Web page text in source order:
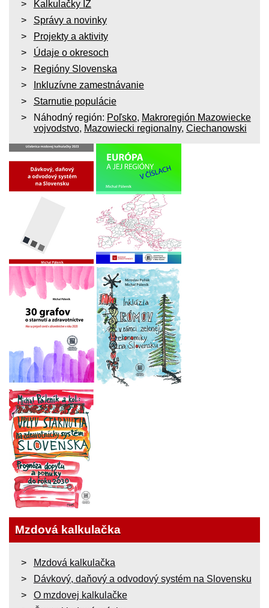
Kalkulačky IZ
Správy a novinky
Projekty a aktivity
Údaje o okresoch
Regióny Slovenska
Inkluzívne zamestnávanie
Starnutie populácie
Náhodný región: Poľsko, Makroregión Mazowiecke
vojvodstvo, Mazowiecki regionalny, Ciechanowski
Mzdová kalkulačka
Mzdová kalkulačka
Dávkový, daňový a odvodový systém na Slovensku
O mzdovej kalkulačke